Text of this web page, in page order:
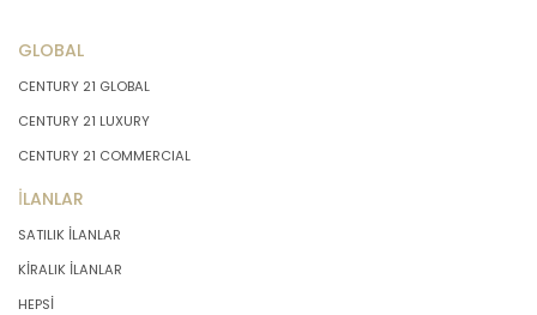
GLOBAL
CENTURY 21 GLOBAL
CENTURY 21 LUXURY
CENTURY 21 COMMERCIAL
İLANLAR
SATILIK İLANLAR
KİRALIK İLANLAR
HEPSİ